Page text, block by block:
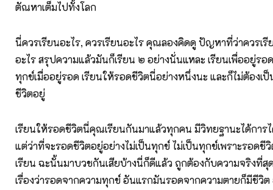
ตัณหาเต็มไปทั้งโลก
นี่ควรเรียนอะไร, ควรเรียนอะไร คุณลองคิดดู ปัญหาที่ว่าควรเรี
อะไร สรุปความแล้วมันก็เรียน ๒ อย่างนั่นแหละ เรียนเพื่ออยู่รอ
ทุกข์เมื่ออยู่รอด เรียนให้รอดชีวิตนี่อย่างหนึ่งนะ และก็ไม่ต้องเ
ชีวิตอยู่
เรียนให้รอดชีวิตนี่คุณเรียนกันมาแล้วทุกคน มีวิทยฐานะได้การ
แต่ว่าที่จะรอดชีวิตอยู่อย่างไม่เป็นทุกข์ ไม่เป็นทุกข์เพราะรอดชีวิ
เรียน ฉะนั้นมาบวชกันเสียบ้างนี่ก็ดีแล้ว ถูกต้องกับความจริงที่สุ
เรื่องว่ารอดจากความทุกข์ อันแรกมันรอดจากความตายก็มีชีวิ